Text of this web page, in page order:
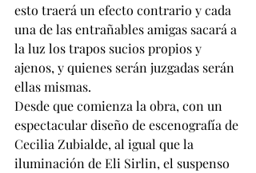
esto traerá un efecto contrario y cada
una de las entrañables amigas sacará a
la luz los trapos sucios propios y
ajenos, y quienes serán juzgadas serán
ellas mismas.
Desde que comienza la obra, con un
espectacular diseño de escenografía de
Cecilia Zubialde, al igual que la
iluminación de Eli Sirlin, el suspenso